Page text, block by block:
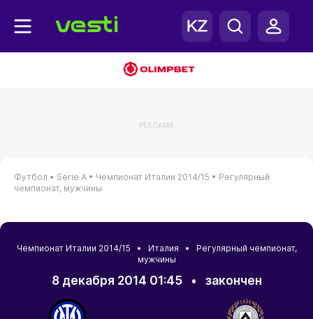
РЕКЛАМА
Футбол • Serie A • Чемпионат Италии 2014/15 • Регулярный
чемпионат, мужчины
Чемпионат Италии 2014/15 • Италия • Регулярный чемпионат,
мужчины
8 декабря 2014 01:45• закончен